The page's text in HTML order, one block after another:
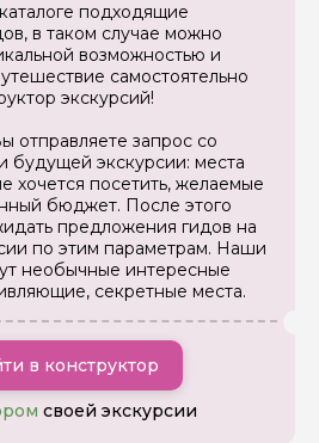
подходящие
в таком случае можно
возможностью и
самостоятельно
экскурсий!
отправляете запрос со
будущей экскурсии: места
хочется посетить, желаемые
бюджет. После этого
предложения гидов на
по этим параметрам. Наши
необычные интересные
секретные места.
в конструктор
своей экскурсии